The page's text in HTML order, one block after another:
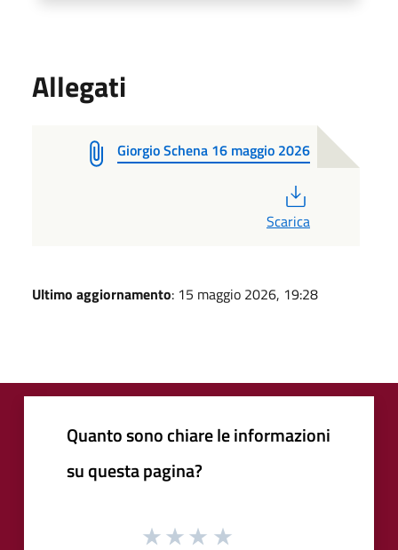
Allegati
Giorgio Schena 16 maggio 2026
Scarica
Ultimo aggiornamento: 15 maggio 2026, 19:28
Quanto sono chiare le informazioni
su questa pagina?